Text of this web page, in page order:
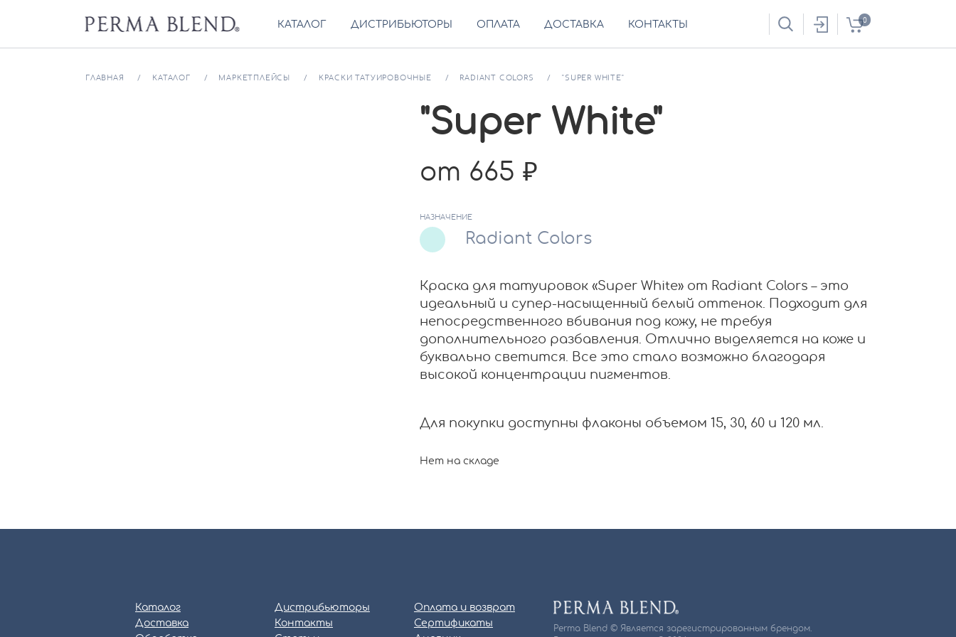
КАТАЛОГ ДИСТРИБЬЮТОРЫ ОПЛАТА ДОСТАВКА КОНТАКТЫ 0
ГЛАВНАЯ КАТАЛОГ МАРКЕТПЛЕЙСЫ КРАСКИ ТАТУИРОВОЧНЫЕ RADIANT COLORS "SUPER WHITE"
"Super White"
от 665
НАЗНАЧЕНИЕ
Radiant Colors
Краска для татуировок «Super White» от Radiant Colors – это
идеальный и супер-насыщенный белый оттенок. Подходит для
непосредственного вбивания под кожу, не требуя
дополнительного разбавления. Отлично выделяется на коже и
буквально светится. Все это стало возможно благодаря
высокой концентрации пигментов.
Для покупки доступны флаконы объемом 15, 30, 60 и 120 мл.
Нет на складе
Каталог Дистрибьюторы
Оплата и возврат
Доставка
Контакты
Сертификаты
Perma Blend © Является зарегистрированным брендом.